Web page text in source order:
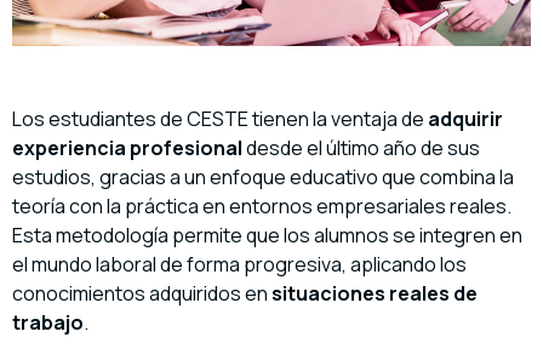
Los estudiantes de CESTE tienen la ventaja de adquirir
experiencia profesionaldesde el último año de sus
estudios, gracias a un enfoque educativo que combina la
teoría con la práctica en entornos empresariales reales.
Esta metodología permite que los alumnos se integren en
el mundo laboral de forma progresiva, aplicando los
conocimientos adquiridos ensituaciones reales de
trabajo.